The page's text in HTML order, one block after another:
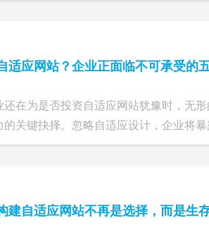
适应网站？企业正面临不可承受的
还在为是否投资自适应网站犹豫时，无
的关键抉择。忽略自适应设计，企业将暴
建自适应网站不再是选择，而是生